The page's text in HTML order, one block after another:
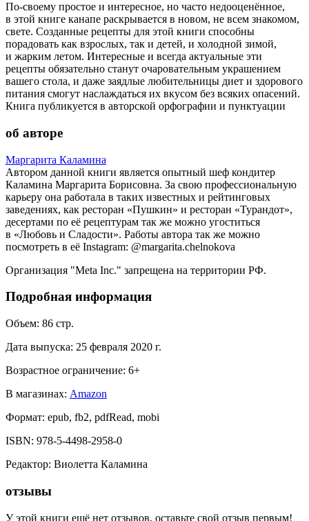
По-своему простое и интересное, но часто недооценённое,
в этой книге канапе раскрывается в новом, не всем знакомом,
свете. Созданные рецепты для этой книги способны
порадовать как взрослых, так и детей, и холодной зимой,
и жарким летом. Интересные и всегда актуальные эти
рецепты обязательно станут очаровательным украшением
вашего стола, и даже заядлые любительницы диет и здорового
питания смогут наслаждаться их вкусом без всяких опасений.
Книга публикуется в авторской орфографии и пунктуации
об авторе
Маргарита Каламина
Автором данной книги является опытный шеф кондитер
Каламина Маргарита Борисовна. За свою профессиональную
карьеру она работала в таких известных и рейтинговых
заведениях, как ресторан «Пушкин» и ресторан «Турандот»,
десертами по её рецептурам так же можно угоститься
в «Любовь и Сладости». Работы автора так же можно
посмотреть в её Instagram: @margarita.chelnokova
Организация "Meta Inc." запрещена на территории РФ.
Подробная информация
Объем: 86 стр.
Дата выпуска: 25 февраля 2020 г.
Возрастное ограничение: 6+
В магазинах: Amazon
Формат: epub, fb2, pdfRead, mobi
ISBN: 978-5-4498-2958-0
Редактор: Виолетта Каламина
отзывы
У этой книги ещё нет отзывов, оставьте свой отзыв первым!